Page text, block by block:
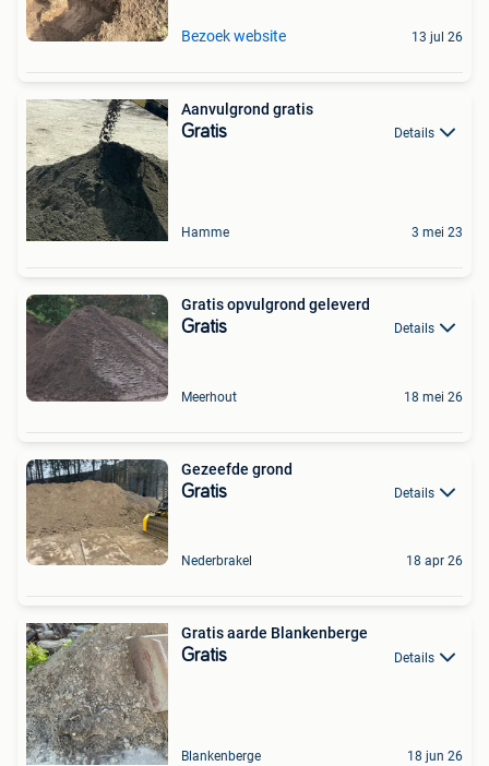
Bezoek website 13 jul 26
Aanvulgrond gratis
Gratis Details
Hamme 3 mei 23
Gratis opvulgrond geleverd
Gratis Details
Meerhout 18 mei 26
Gezeefde grond
Gratis Details
Nederbrakel 18 apr 26
Gratis aarde Blankenberge
Gratis Details
Blankenberge 18 jun 26